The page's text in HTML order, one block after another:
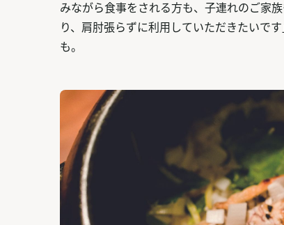
みながら食事をされる方も、子連れのご家
り、肩肘張らずに利用していただきたいで
も。